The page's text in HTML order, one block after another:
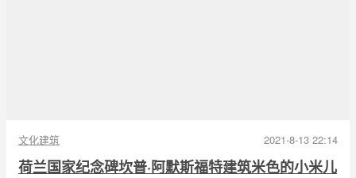
文化建筑 2021-8-13 22:14
荷兰国家纪念碑坎普·阿默斯福特建筑米色的小米儿